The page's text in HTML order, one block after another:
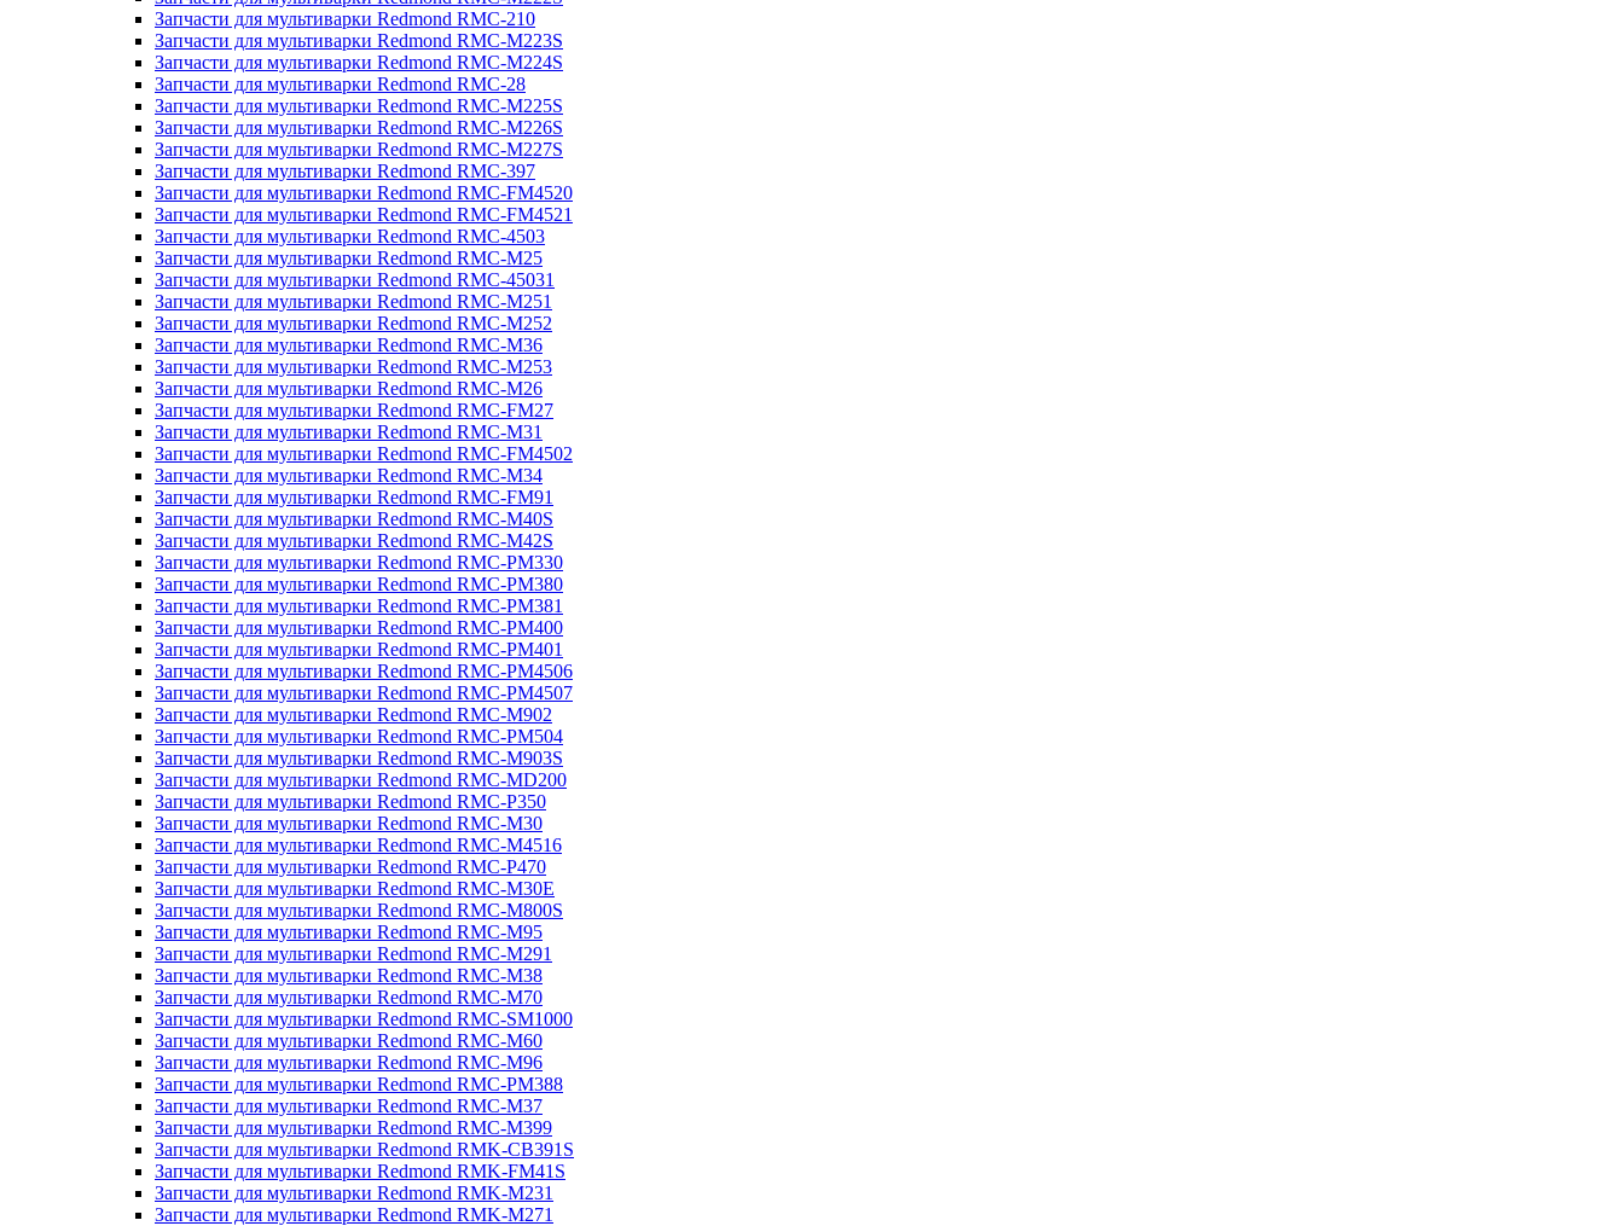
Запчасти для мультиварки Redmond RMC-210
Запчасти для мультиварки Redmond RMC-M223S
Запчасти для мультиварки Redmond RMC-M224S
Запчасти для мультиварки Redmond RMC-28
Запчасти для мультиварки Redmond RMC-M225S
Запчасти для мультиварки Redmond RMC-M226S
Запчасти для мультиварки Redmond RMC-M227S
Запчасти для мультиварки Redmond RMC-397
Запчасти для мультиварки Redmond RMC-FM4520
Запчасти для мультиварки Redmond RMC-FM4521
Запчасти для мультиварки Redmond RMC-4503
Запчасти для мультиварки Redmond RMC-M25
Запчасти для мультиварки Redmond RMC-45031
Запчасти для мультиварки Redmond RMC-M251
Запчасти для мультиварки Redmond RMC-M252
Запчасти для мультиварки Redmond RMC-M36
Запчасти для мультиварки Redmond RMC-M253
Запчасти для мультиварки Redmond RMC-M26
Запчасти для мультиварки Redmond RMC-FM27
Запчасти для мультиварки Redmond RMC-M31
Запчасти для мультиварки Redmond RMC-FM4502
Запчасти для мультиварки Redmond RMC-M34
Запчасти для мультиварки Redmond RMC-FM91
Запчасти для мультиварки Redmond RMC-M40S
Запчасти для мультиварки Redmond RMC-M42S
Запчасти для мультиварки Redmond RMC-PM330
Запчасти для мультиварки Redmond RMC-PM380
Запчасти для мультиварки Redmond RMC-PM381
Запчасти для мультиварки Redmond RMC-PM400
Запчасти для мультиварки Redmond RMC-PM401
Запчасти для мультиварки Redmond RMC-PM4506
Запчасти для мультиварки Redmond RMC-PM4507
Запчасти для мультиварки Redmond RMC-M902
Запчасти для мультиварки Redmond RMC-PM504
Запчасти для мультиварки Redmond RMC-M903S
Запчасти для мультиварки Redmond RMC-MD200
Запчасти для мультиварки Redmond RMC-P350
Запчасти для мультиварки Redmond RMC-M30
Запчасти для мультиварки Redmond RMC-M4516
Запчасти для мультиварки Redmond RMC-P470
Запчасти для мультиварки Redmond RMC-M30E
Запчасти для мультиварки Redmond RMC-M800S
Запчасти для мультиварки Redmond RMC-M95
Запчасти для мультиварки Redmond RMC-M291
Запчасти для мультиварки Redmond RMC-M38
Запчасти для мультиварки Redmond RMC-M70
Запчасти для мультиварки Redmond RMC-SM1000
Запчасти для мультиварки Redmond RMC-M60
Запчасти для мультиварки Redmond RMC-M96
Запчасти для мультиварки Redmond RMC-PM388
Запчасти для мультиварки Redmond RMC-M37
Запчасти для мультиварки Redmond RMC-M399
Запчасти для мультиварки Redmond RMK-CB391S
Запчасти для мультиварки Redmond RMK-FM41S
Запчасти для мультиварки Redmond RMK-M231
Запчасти для мультиварки Redmond RMK-M271